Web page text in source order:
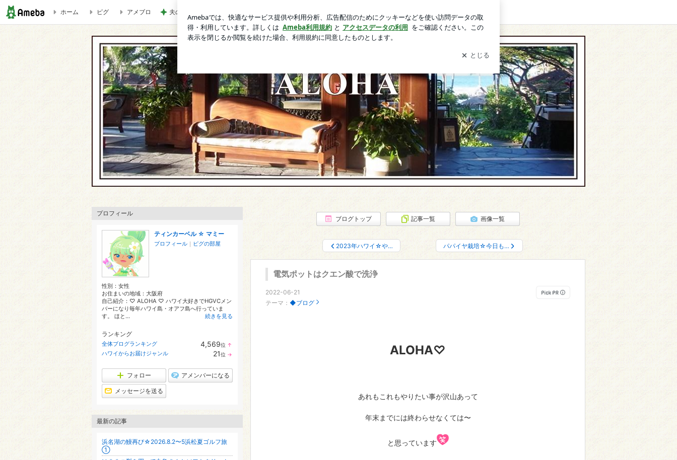
電気ポットはクエン酸で洗浄 | いつも心にハワイなの～♡
ホーム ピグ アメブロ 夫のDVに7年間耐え家を出る決断 ログイン
ブログトップ 記事一覧 画像一覧
2023年ハワイ☆や… パパイヤ栽培☆今日も…
電気ポットはクエン酸で洗浄
2022-06-21
テーマ： ◆ブログ
ALOHA♡
あれもこれもやりたい事が沢山あって
年末までには終わらせなくては〜
と思っています
プロフィール
ティンカーベル ☆ マミー
プロフィール ｜ ピグの部屋
性別： 女性
お住まいの地域： 大阪府
自己紹介：♡ ALOHA ♡ ハワイ大好きでHGVCメン
バーになり毎年ハワイ島・オアフ島へ行っていま
す。 ほと...
続きを見る
ランキング
全体ブログランキング 4,569位 ↑
ン
ハワイからお届けジャンル 21位 →
フォロー アメンバーになる
メッセージを送る
最新の記事
浜名湖の鰻再び☆2026.8.2〜5浜松夏ゴルフ旅
①